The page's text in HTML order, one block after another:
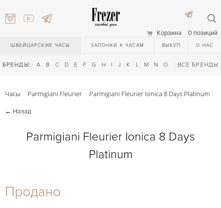
Корзина 0 позиций
ШВЕЙЦАРСКИЕ ЧАСЫ ЗАПОНКИ К ЧАСАМ ВЫКУП О НАС
БРЕНДЫ: A B C D E F G H I J K L M N O Q R S T
ВСЕ БРЕНДЫ
27-44
Часы Parmigiani Fleurier Parmigiani Fleurier Ionica 8 Days Platinum
← Назад
Parmigiani Fleurier Ionica 8 Days
Platinum
Продано